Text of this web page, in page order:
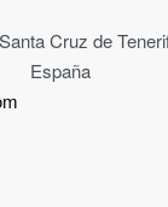
Cruz de
España